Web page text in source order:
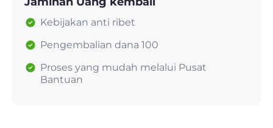
Kebijakan anti ribet
Pengembalian dana 100
Proses yang mudah melalui Pusat
Bantuan